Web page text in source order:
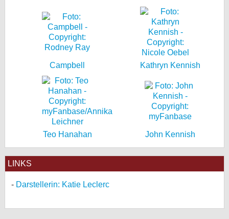
Campbell Kathryn Kennish
Teo Hanahan John Kennish
LINKS
Darstellerin: Katie Leclerc